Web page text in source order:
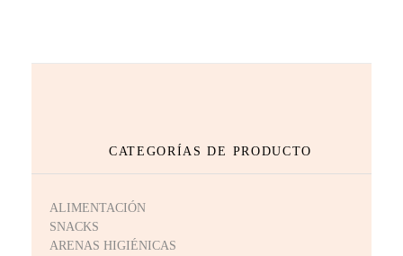
CATEGORÍAS DE PRODUCTO
ALIMENTACIÓN
SNACKS
ARENAS HIGIÉNICAS